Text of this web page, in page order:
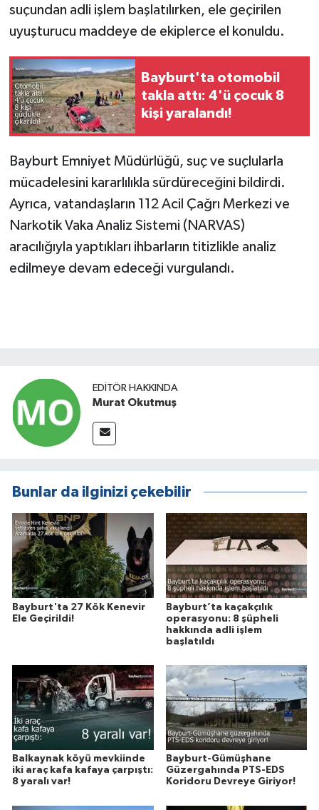
suçundan adli işlem başlatılırken, ele geçirilen
uyuşturucu maddeye de ekiplerce el konuldu.
Bayburt'ta otomobil
takla attı: 4'ü çocuk 8
kişi yaralandı!
Bayburt Emniyet Müdürlüğü, suç ve suçlularla
mücadelesini kararlılıkla sürdüreceğini bildirdi.
Ayrıca, vatandaşların 112 Acil Çağrı Merkezi ve
Narkotik Vaka Analiz Sistemi (NARVAS)
aracılığıyla yaptıkları ihbarların titizlikle analiz
edilmeye devam edeceği vurgulandı.
EDITÖR HAKKINDA
Murat Okutmuş
Bunlar da ilginizi çekebilir
Bayburt'ta 27 Kök Kenevir
Ele Geçirildi!
Bayburt’ta kaçakçılık
operasyonu: 8 şüpheli
hakkında adli işlem
başlatıldı
Balkaynak köyü mevkiinde
iki araç kafa kafaya çarpıştı:
8 yaralı var!
Bayburt-Gümüşhane
Güzergahında PTS-EDS
Koridoru Devreye Giriyor!